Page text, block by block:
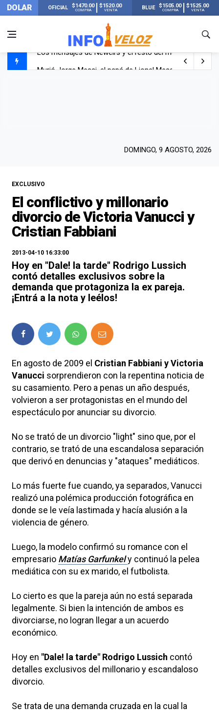
DOLAR OFICIAL $1470.00
COMPRA
$1520.00
VENTA BLUE $1505.00
COMPRA
$1525.00
VENTA
DOMINGO, 9 AGOSTO, 2026
EXCLUSIVO
El conflictivo y millonario
divorcio de Victoria Vanucci y
Cristian Fabbiani
2013-04-10 16:33:00
Hoy en "Dale! la tarde" Rodrigo Lussich
contó detalles exclusivos sobre la
demanda que protagoniza la ex pareja.
¡Entrá a la nota y leélos!
En agosto de 2009 el Cristian Fabbiani y Victoria
Vanucci sorprendieron con la repentina noticia de
su casamiento. Pero a penas un año después,
volvieron a ser protagonistas en el mundo del
espectáculo por anunciar su divorcio.
No se trató de un divorcio "light" sino que, por el
contrario, se trató de una escandalosa separación
que derivó en denuncias y "ataques" mediáticos.
Lo más fuerte fue cuando, ya separados, Vanucci
realizó una polémica producción fotográfica en
donde se le veía lastimada y hacía alusión a la
violencia de género.
Luego, la modelo confirmó su romance con el
empresario Matías Garfunkely continuó la pelea
mediática con su ex marido, el futbolista.
Lo cierto es que la pareja aún no está separada
legalmente. Si bien la intención de ambos es
divorciarse, no logran llegar a un acuerdo
económico.
Hoy en "Dale! la tarde" Rodrigo Lussich contó
detalles exclusivos del millonario y escandaloso
divorcio.
Se trata de una demanda cruzada en la cual la